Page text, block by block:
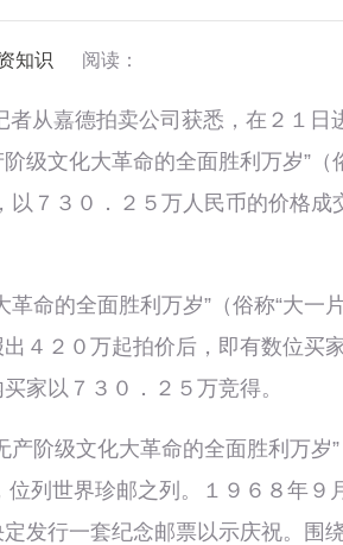
知识 阅读：
从嘉德拍卖公司获悉，在２１日
级文化大革命的全面胜利万岁”（
７３０．２５万人民币的价格成
的全面胜利万岁”（俗称“大一
４２０万起拍价后，即有数位买
家以７３０．２５万竞得。
阶级文化大革命的全面胜利万岁”
列世界珍邮之列。１９６８年９
发行一套纪念邮票以示庆祝。围